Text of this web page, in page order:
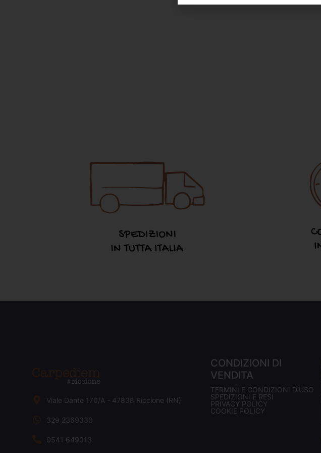
Viale Dante 170/A - 47838 Riccione (RN)
329 2369330
0541 649013
CONDIZIONI DI
VENDITA
TERMINI E CONDIZIONI D'USO
SPEDIZIONI E RESI
PRIVACY POLICY
COOKIE POLICY